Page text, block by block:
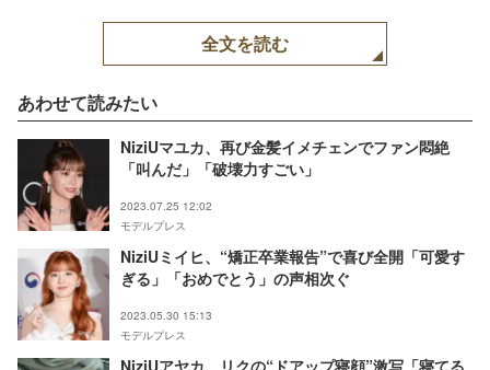
全文を読む
あわせて読みたい
NiziUマユカ、再び金髪イメチェンでファン悶絶
「叫んだ」「破壊力すごい」
2023.07.25 12:02
モデルプレス
NiziUミイヒ、“矯正卒業報告”で喜び全開「可愛す
ぎる」「おめでとう」の声相次ぐ
2023.05.30 15:13
モデルプレス
NiziUアヤカ、リクの“ドアップ寝顔”激写「寝てる